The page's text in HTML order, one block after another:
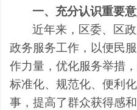
一、充分认识重要
近年来，区委、区
政务服务工作，以便民
作力量，优化服务举措
标准化、规范化、便利
事，提高了群众获得感